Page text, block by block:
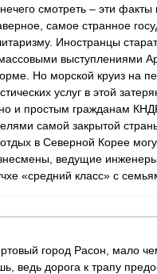
смотреть – эти
самое странное
Иностранцы
выступлениями
Но морской круиз на
услуг в этой
и простым гражданам
самой закрытой
в Северной Корее
ведущие
«средний класс» с
город Расон, мало
ведь дорога к трапу